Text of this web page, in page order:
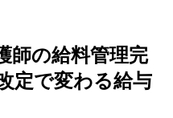
師の給料管理完
定で変わる給与